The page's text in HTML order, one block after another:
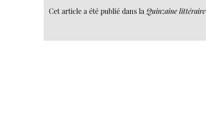
Cet article a été publié dans laQuinzaine littéraire